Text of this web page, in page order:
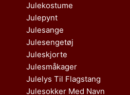
Julekostume
Julepynt
Julesange
Julesengetøj
Juleskjorte
Julesmåkager
Julelys Til Flagstang
Julesokker Med Navn